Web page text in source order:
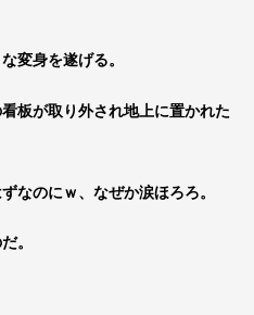
変身を遂げる。
板が取り外され地上に置かれた
なのにｗ、なぜか涙ほろろ。
。